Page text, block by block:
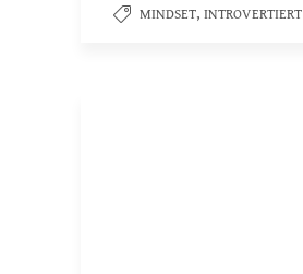
MINDSET, INTROVERTIERT